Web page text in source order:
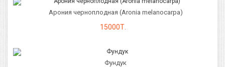
Арония черноплодная (Aronia melanocarpa)
15000Т.
Фундук